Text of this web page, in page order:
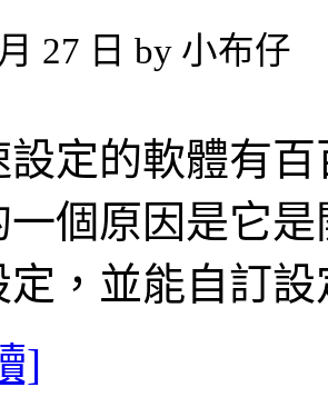
27 日 by 小布仔
設定的軟體有
一個原因是它
定，並能自訂
]